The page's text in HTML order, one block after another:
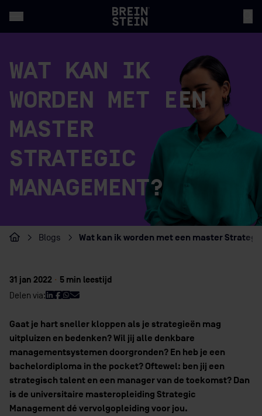
WAT KAN IK
WORDEN MET EEN
MASTER
STRATEGIC
MANAGEMENT?
Home
Blogs Wat kan ik worden met een master
31 jan 2022 · 5 min leestijd
Delen via:
Gaat je hart sneller kloppen als je strategieën mag
uitpluizen en bedenken? Wil jij alle denkbare
managementsystemen doorgronden? En heb je een
bachelordiploma in the pocket? Oftewel: ben jij een
strategisch talent en een manager van de toekomst? Dan
is de universitaire masteropleiding Strategic
Management dé vervolgopleiding voor jou.